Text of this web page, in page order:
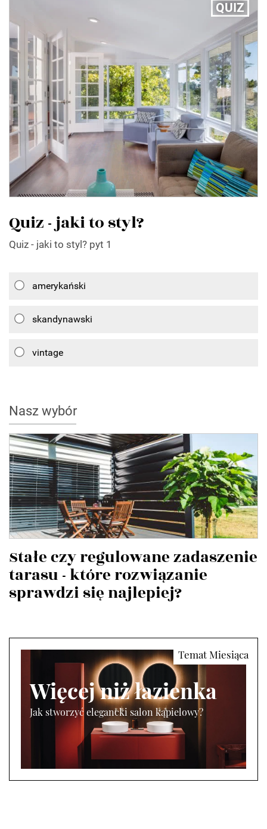
QUIZ
Quiz - jaki to styl?
Quiz - jaki to styl? pyt 1
amerykański
skandynawski
vintage
Nasz wybór
Stałe czy regulowane zadaszenie
tarasu - które rozwiązanie
sprawdzi się najlepiej?
Więcej niż łazienka
Jak stworzyć elegancki salon kąpielowy?